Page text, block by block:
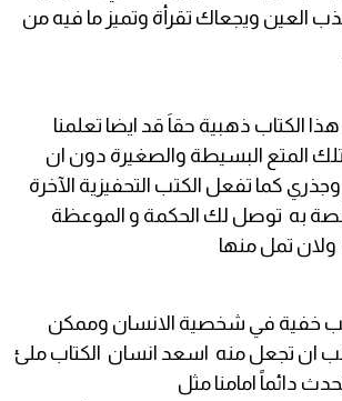
العين ويجعاك تقرأة وتميز ما فيه من
الكتاب ذهبية حقاَ قد ايضا تعلمنا
بتلك المتع البسيطة والصغيرة دون ان
كما تفعل الكتب التحفيزية الآخرة
به توصل لك الحكمة و الموعظة
ولان تمل منها
خفية في شخصية الانسان وممكن
ان تجعل منه اسعد انسان الكتاب ملئ
دائماً امامنا مثل